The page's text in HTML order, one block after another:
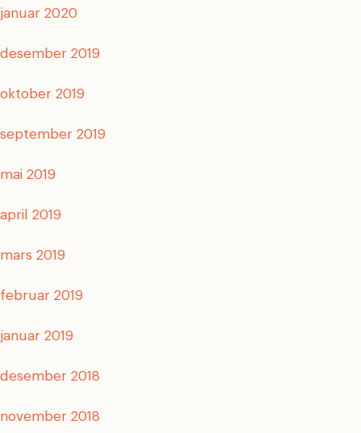
januar 2020
desember 2019
oktober 2019
september 2019
mai 2019
april 2019
mars 2019
februar 2019
januar 2019
desember 2018
november 2018